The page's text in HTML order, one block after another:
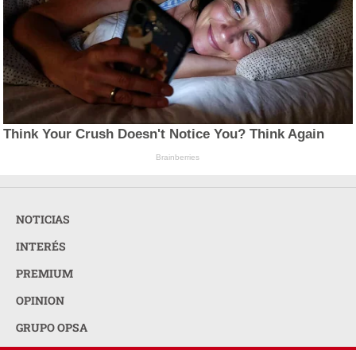
Think Your Crush Doesn't Notice You? Think Again
Brainberries
NOTICIAS
INTERÉS
PREMIUM
OPINION
GRUPO OPSA